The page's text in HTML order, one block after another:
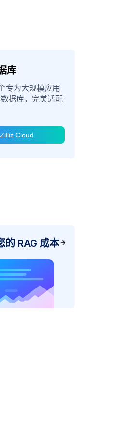
库
专为大规模应用
据库，完美适配
Cloud
的 RAG 成本